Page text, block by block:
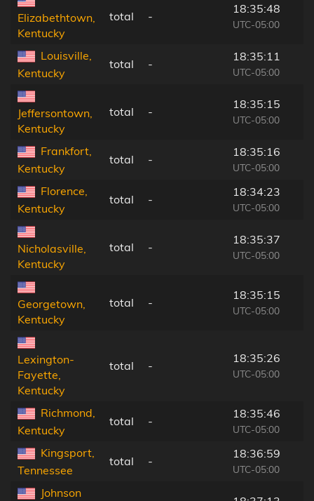
Elizabethtown,
Kentucky
total -
18:35:48
UTC-05:00
Louisville,
Kentucky
total -
18:35:11
UTC-05:00
Jeffersontown,
Kentucky
total -
18:35:15
UTC-05:00
Frankfort,
Kentucky
total -
18:35:16
UTC-05:00
Florence,
Kentucky
total -
18:34:23
UTC-05:00
Nicholasville,
Kentucky
total -
18:35:37
UTC-05:00
Georgetown,
Kentucky
total -
18:35:15
UTC-05:00
Lexington-
Fayette,
Kentucky
total -
18:35:26
UTC-05:00
Richmond,
Kentucky
total -
18:35:46
UTC-05:00
Kingsport,
Tennessee
total -
18:36:59
UTC-05:00
Johnson